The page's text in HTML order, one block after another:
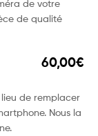
de votre
de qualité
60,00€
de remplacer
Nous la